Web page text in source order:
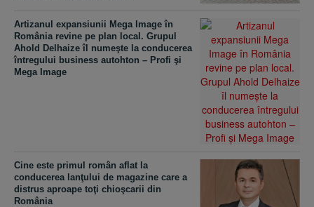
Artizanul expansiunii Mega Image în
România revine pe plan local. Grupul
Ahold Delhaize îl numeşte la conducerea
întregului business autohton – Profi şi
Mega Image
Cine este primul român aflat la
conducerea lanţului de magazine care a
distrus aproape toţi chioşcarii din
România